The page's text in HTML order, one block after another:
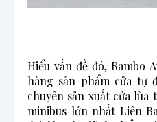
Hiểu vấn đề đó, Rambo
hàng sản phẩm cửa tự
chuyên sản xuất cửa lùa
minibus lớn nhất Liên